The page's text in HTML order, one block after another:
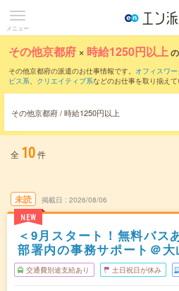
メニュー
その他京都府 × 時給1250円以上
その他京都府の派遣のお仕事情報です。 オフィスワ
ビス系、 クリエイティブ系などのお仕事を取り揃えて
その他京都府 / 時給1250円以上
全 10件
未読
NEW
掲載日 2026/08/06
＜9月スタート！無料バス
部署内の事務サポート＠大
交通費別途支給あり 土日祝日が休み